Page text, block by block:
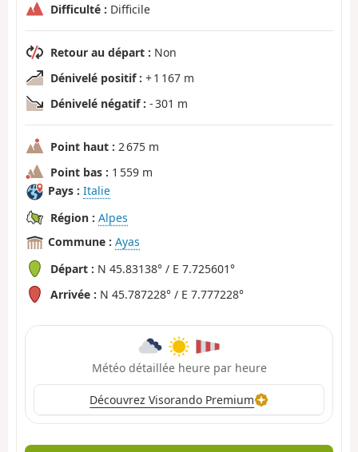
Difficulté : Difficile
Retour au départ : Non
Dénivelé positif : + 1 167 m
Dénivelé négatif : - 301 m
Point haut : 2 675 m
Point bas : 1 559 m
Pays : Italie
Région : Alpes
Commune : Ayas
Départ : N 45.83138° / E 7.725601°
Arrivée : N 45.787228° / E 7.777228°
Météo détaillée heure par heure
Découvrez Visorando Premium